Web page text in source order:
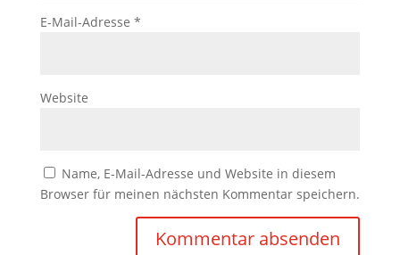
E-Mail-Adresse *
Website
Name, E-Mail-Adresse und Website in diesem
Browser für meinen nächsten Kommentar speichern.